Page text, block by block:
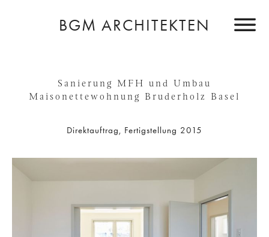
BGM ARCHITEKTEN
Sanierung MFH und Umbau
Maisonettewohnung Bruderholz Basel
Direktauftrag, Fertigstellung 2015